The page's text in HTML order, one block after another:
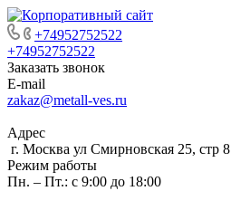
+74952752522
+74952752522
Заказать звонок
E-mail
zakaz@metall-ves.ru
Адрес
г. Москва ул Смирновская 25, стр 8
Режим работы
Пн. – Пт.: с 9:00 до 18:00